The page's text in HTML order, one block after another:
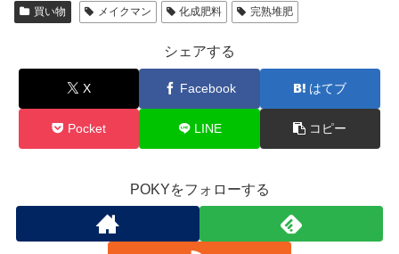
買い物 メイクマン 化成肥料 完熟堆肥
シェアする
X Facebook はてブ
Pocket LINE コピー
POKYをフォローする